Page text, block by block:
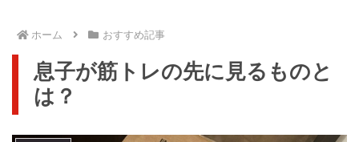
ホーム おすすめ記事
息子が筋トレの先に見るものと
は？